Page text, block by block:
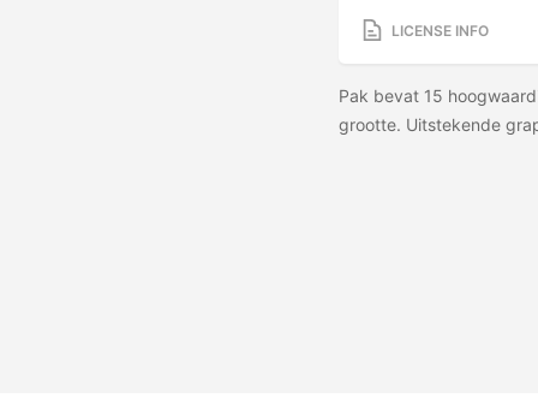
LICENSE INFO
Pak bevat 15
grootte. Uitstekende